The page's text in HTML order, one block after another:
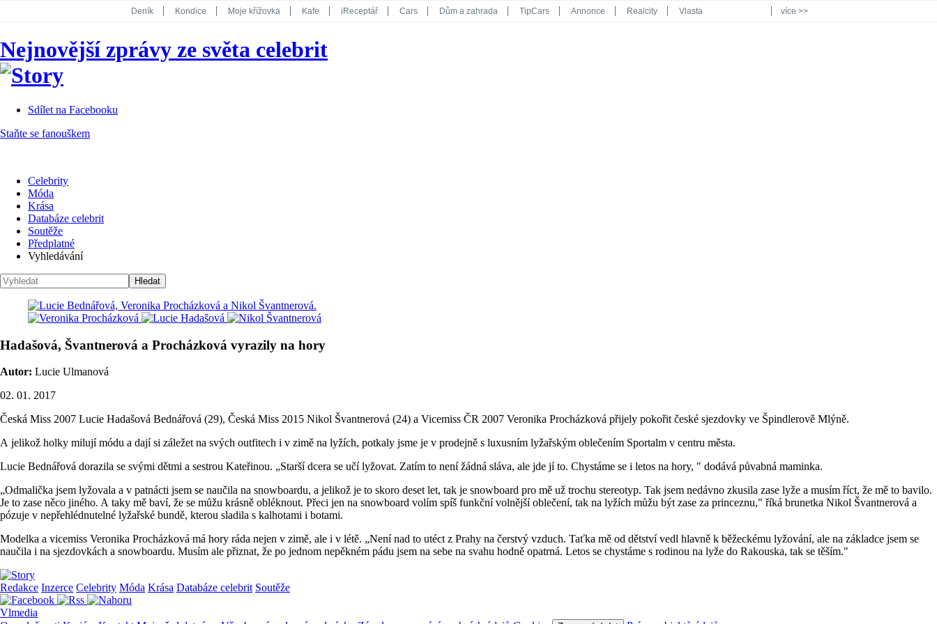
Deník Kondice Moje křížovka Kafe iReceptář Cars Dům a zahrada TipCars Annonce Realcity Vlasta
Koktejl
více >>
Nejnovější zprávy ze světa celebrit
Sdílet na Facebooku
Staňte se fanouškem
Celebrity
Móda
Krása
Databáze celebrit
Soutěže
Předplatné
Vyhledávání
Hadašová, Švantnerová a Procházková vyrazily na hory
Autor: Lucie Ulmanová
02. 01. 2017
Česká Miss 2007 Lucie Hadašová Bednářová (29), Česká Miss 2015 Nikol Švantnerová (24) a Vicemiss ČR 2007 Veronika Procházková přijely pokořit české sjezdovky ve Špindlerově Mlýně.
A jelikož holky milují módu a dají si záležet na svých outfitech i v zimě na lyžích, potkaly jsme je v prodejně s luxusním lyžařským oblečením Sportalm v centru města.
Lucie Bednářová dorazila se svými dětmi a sestrou Kateřinou. „Starší dcera se učí lyžovat. Zatím to není žádná sláva, ale jde jí to. Chystáme se i letos na hory, " dodává půvabná maminka.
„Odmalička jsem lyžovala a v patnácti jsem se naučila na snowboardu, a jelikož je to skoro deset let, tak je snowboard pro mě už trochu stereotyp. Tak jsem nedávno zkusila zase lyže a musím říct, že mě to bavilo.
Je to zase něco jiného. A taky mě baví, že se můžu krásně obléknout. Přeci jen na snowboard volím spíš funkční volnější oblečení, tak na lyžích můžu být zase za princeznu," říká brunetka Nikol Švantnerová a
pózuje v nepřehlédnutelné lyžařské bundě, kterou sladila s kalhotami i botami.
Modelka a vicemiss Veronika Procházková má hory ráda nejen v zimě, ale i v létě. „Není nad to utéct z Prahy na čerstvý vzduch. Taťka mě od dětství vedl hlavně k běžeckému lyžování, ale na základce jsem se
naučila i na sjezdovkách a snowboardu. Musím ale přiznat, že po jednom nepěkném pádu jsem na sebe na svahu hodně opatrná. Letos se chystáme s rodinou na lyže do Rakouska, tak se těším."
Redakce Inzerce Celebrity Móda Krása Databáze celebrit Soutěže
Vlmedia